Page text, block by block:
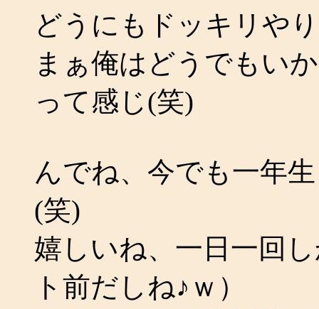
どうにもドッキリや
まぁ俺はどうでもい
って感じ(笑)
んでね、今でも一年
(笑)
嬉しいね、一日一回
ト前だしね♪ｗ）